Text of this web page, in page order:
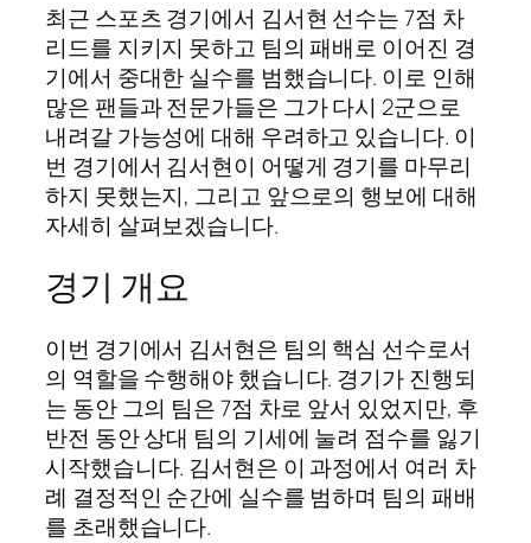
최근 스포츠 경기에서 김서현 선수는 7점 차
리드를 지키지 못하고 팀의 패배로 이어진 경
기에서 중대한 실수를 범했습니다. 이로 인해
많은 팬들과 전문가들은 그가 다시 2군으로
내려갈 가능성에 대해 우려하고 있습니다. 이
번 경기에서 김서현이 어떻게 경기를 마무리
하지 못했는지, 그리고 앞으로의 행보에 대해
자세히 살펴보겠습니다.
경기 개요
이번 경기에서 김서현은 팀의 핵심 선수로서
의 역할을 수행해야 했습니다. 경기가 진행되
는 동안 그의 팀은 7점 차로 앞서 있었지만, 후
반전 동안 상대 팀의 기세에 눌려 점수를 잃기
시작했습니다. 김서현은 이 과정에서 여러 차
례 결정적인 순간에 실수를 범하며 팀의 패배
를 초래했습니다.